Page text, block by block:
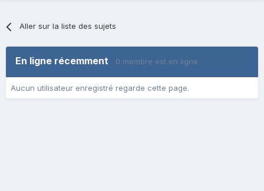
Aller sur la liste des sujets
En ligne récemment 0 membre est en ligne
Aucun utilisateur enregistré regarde cette page.